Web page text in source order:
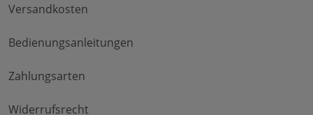
Versandkosten
Bedienungsanleitungen
Zahlungsarten
Widerrufsrecht